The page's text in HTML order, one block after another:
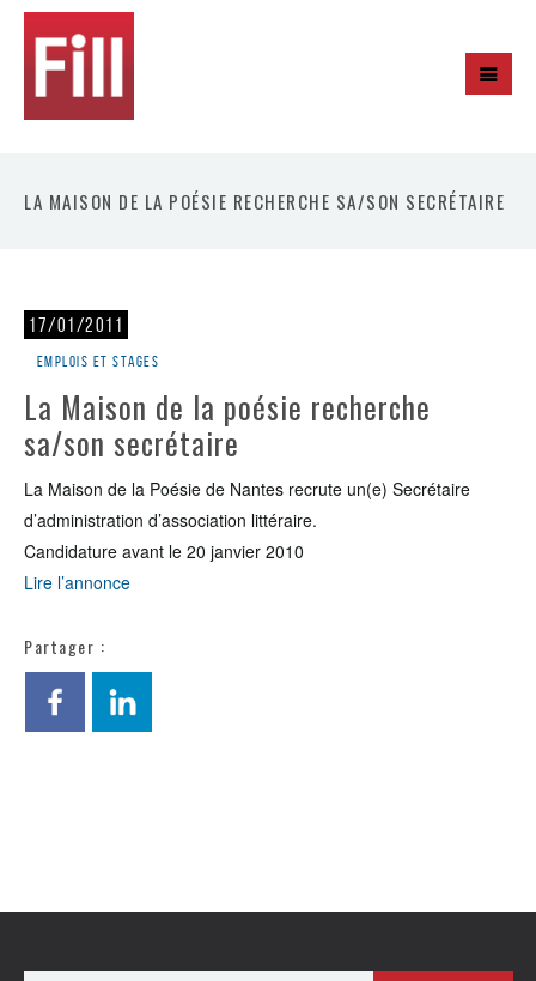
LA MAISON DE LA POÉSIE RECHERCHE SA/SON SECRÉTAIRE
17/01/2011
Emplois et stages
La Maison de la poésie recherche
sa/son secrétaire
La Maison de la Poésie de Nantes recrute un(e) Secrétaire
d’administration d’association littéraire.
Candidature avant le 20 janvier 2010
Lire l’annonce
Partager :